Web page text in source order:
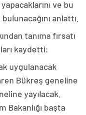
ve bu
anlattı.
tanıma fırsatı
kaydetti:
uygulanacak
Bükreş geneline
yayılacak.
Bakanlığı başta